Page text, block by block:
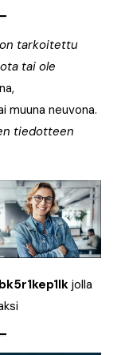
on tarkoitettu
tai ole
neuvona.
tiedotteen
jolla